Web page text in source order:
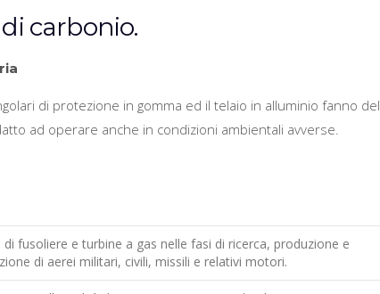
carbonio.
di protezione in gomma ed il telaio in alluminio fanno del
ad operare anche in condizioni ambientali avverse.
fusoliere e turbine a gas nelle fasi di ricerca, produzione e
di aerei militari, civili, missili e relativi motori.